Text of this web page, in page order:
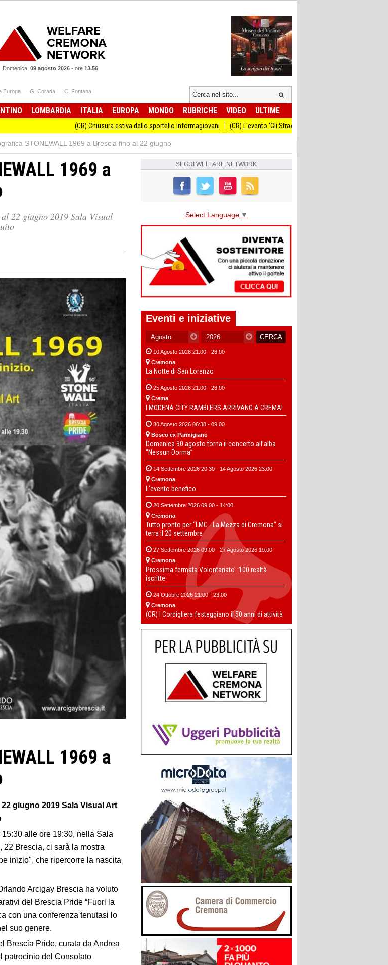
Domenica, 09 agosto 2026 - ore 13.56
Europa G. Corada C. Fontana
LOMBARDIA ITALIA EUROPA MONDO RUBRICHE VIDEO ULTIME
(CR) Chiusura estiva dello sportello Informagiovani (CR) L'evento 'Gli Straordinari' con Carlo Cracco anticipato al 14
STONEWALL 1969 a Brescia fino al 22 giugno
1969 a
22 giugno 2019 Sala Visual
1969 a
22 giugno 2019 Sala Visual Art
alle ore 19:30, nella Sala
22 Brescia, ci sarà la mostra
inizio", che ripercorre la nascita
Arcigay Brescia ha voluto
del Brescia Pride “Fuori la
con una conferenza tenutasi lo
suo genere.
Brescia Pride, curata da Andrea
patrocinio del Consolato
SEGUI WELFARE NETWORK
Select Language ▼
Eventi e iniziative
10 Agosto 2026 21:00 - 23:00
Cremona
La Notte di San Lorenzo
25 Agosto 2026 21:00 - 23:00
Crema
I MODENA CITY RAMBLERS ARRIVANO A CREMA!
30 Agosto 2026 06:38 - 09:00
Bosco ex Parmigiano
Domenica 30 agosto torna il concerto all’alba
“Nessun Dorma”
14 Settembre 2026 20:30 - 14 Agosto 2026 23:00
Cremona
L'evento benefico
20 Settembre 2026 09:00 - 14:00
Cremona
Tutto pronto per “LMC - La Mezza di Cremona” si
terra il 20 settembre
27 Settembre 2026 09:00 - 27 Agosto 2026 19:00
Cremona
Prossima fermata Volontariato' :100 realtà
iscritte
24 Ottobre 2026 21:00 - 23:00
Cremona
(CR) I Cordigliera festeggiano il 50 anni di attività